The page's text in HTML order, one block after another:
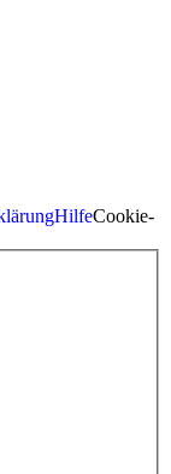
HilfeCookie-